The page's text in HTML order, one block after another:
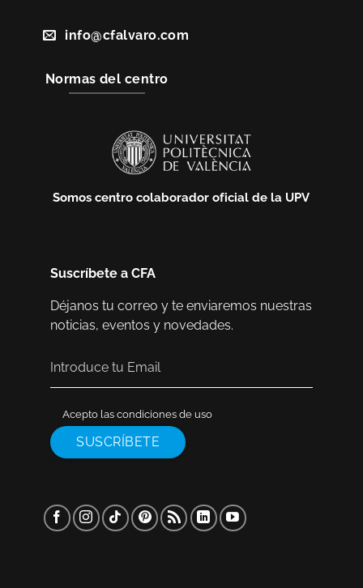
info@cfalvaro.com
Normas del centro
Somos centro colaborador oficial de la UPV
Suscríbete a CFA
Déjanos tu correo y te enviaremos nuestras
noticias, eventos y novedades.
Acepto las condiciones de uso